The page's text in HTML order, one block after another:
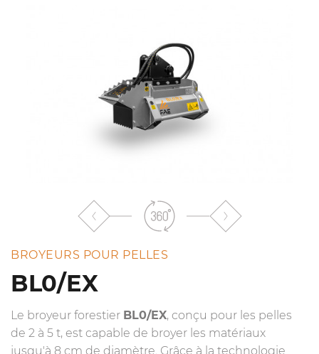
BROYEURS POUR PELLES
BL0/EX
Le broyeur forestier BL0/EX, conçu pour les pelles
de 2 à 5 t, est capable de broyer les matériaux
jusqu'à 8 cm de diamètre. Grâce à la technologie